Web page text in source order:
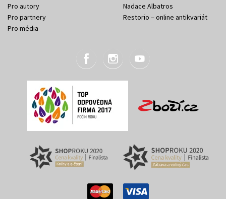
Pro autory
Pro partnery
Pro média
Nadace Albatros
Restorio – online antikvariát